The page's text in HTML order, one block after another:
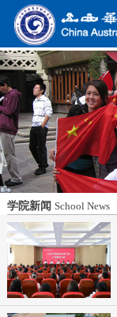
学院新闻 School News